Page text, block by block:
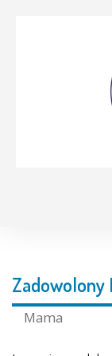
Zadowolony
Mama